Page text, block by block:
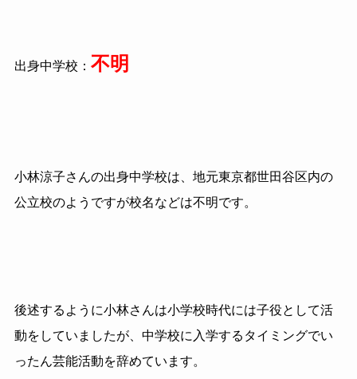
出身中学校： 不明
小林涼子さんの出身中学校は、地元東京都世田谷区内の
公立校のようですが校名などは不明です。
後述するように小林さんは小学校時代には子役として活
動をしていましたが、中学校に入学するタイミングでい
ったん芸能活動を辞めています。